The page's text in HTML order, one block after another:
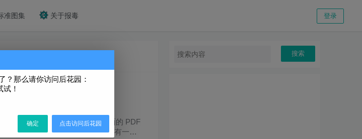
准图集 关于报毒 登录
文件编辑转换阅读器」
机
Advanced PDF Editor 是一个全面的 PDF
业和个人用户的需求和要求。它有一个
搜索
？那么请你访问后花园：
！
确定 点击访问后花园